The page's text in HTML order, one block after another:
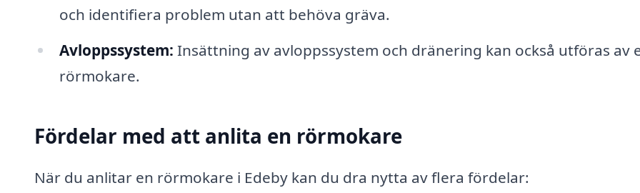
och identifiera problem utan att behöva gräva.
Avloppssystem: Insättning av avloppssystem och dränering kan också utföras av
rörmokare.
Fördelar med att anlita en rörmokare
När du anlitar en rörmokare i Edeby kan du dra nytta av flera fördelar: